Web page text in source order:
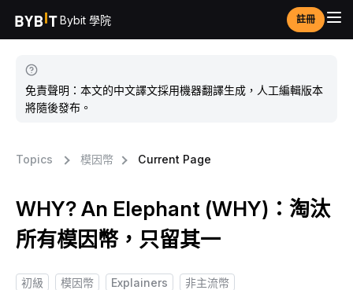
Bybit 學院 註冊
免責聲明：本文的中文譯文採用機器翻譯生成，人工編輯版本
將隨後發布。
Topics 模因幣 Current Page
WHY? An Elephant (WHY)：淘汰
所有模因幣，只留其一
初級 模因幣 Explainers
非主流幣